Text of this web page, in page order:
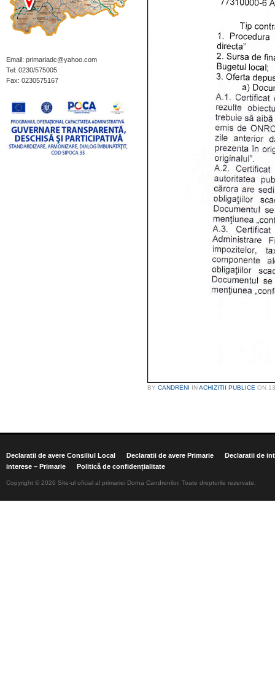
Email: primariadc@yahoo.com
Tel: 0230/575005
Fax: 0230575167
BY CANDRENI INACHIZITII PUBLICE ON
Declaratii de avere Consiliul Local Declaratii de avere Primarie
Declaratii de
interese – Primarie
Politică de confidențialitate
Copyright © 2026 Site-ul oficial al primariei Dorna Candrenilor. Toate drepturile rezervate.